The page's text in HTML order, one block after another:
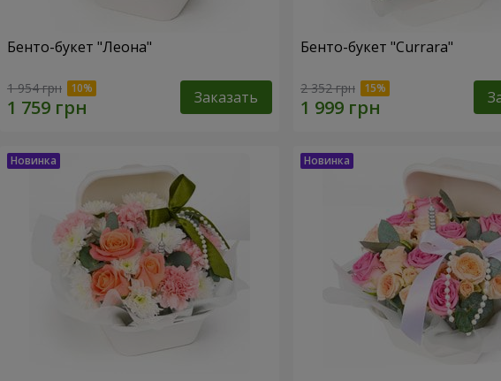
Бенто-букет "Леона"
1 954 грн Заказать
Бенто-букет "Currara"
2 352 грн